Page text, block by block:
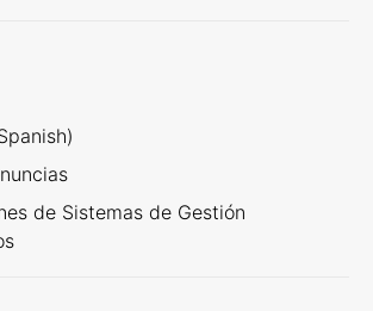
de Sistemas de Gestión